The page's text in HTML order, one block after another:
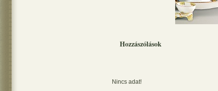
Hozzászólások
Nincs adat!